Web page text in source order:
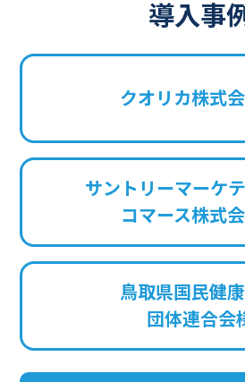
導入事
クオリカ株式
サントリーマーケ
コマース株式
鳥取県国民健
団体連合会